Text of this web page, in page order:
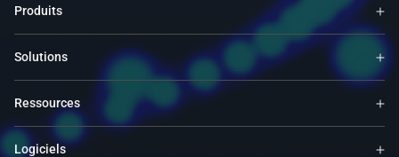
Produits
Solutions
Ressources
Logiciels